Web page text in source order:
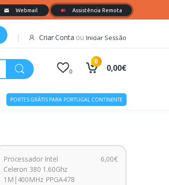
Criar Conta ouIniciar Sessão
0
0
0,00€
PORTES GRÁTIS PARA PORTUGAL CONTINENTE
Processador Intel
Celeron 380 1.60Ghz
1M|400MHz PPGA478
6,00€